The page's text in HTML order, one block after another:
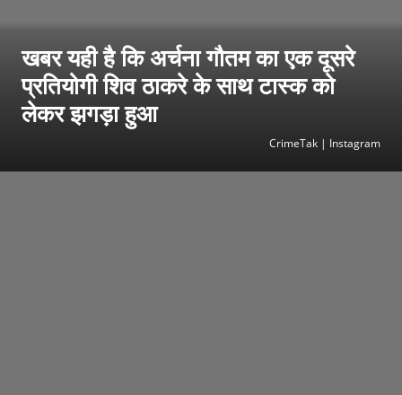
खबर यही है कि अर्चना गौतम का एक दूसरे
प्रतियोगी शिव ठाकरे के साथ टास्क को
लेकर झगड़ा हुआ
CrimeTak | Instagram